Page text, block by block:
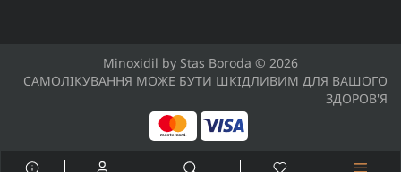
Minoxidil by Stas Boroda © 2026
САМОЛІКУВАННЯ МОЖЕ БУТИ ШКІДЛИВИМ ДЛЯ ВАШОГО
ЗДОРОВ'Я